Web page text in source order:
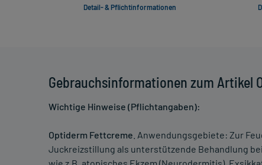
Gebrauchsinformationen zum Artikel
Wichtige Hinweise (Pflichtangaben):
Optiderm Fettcreme . Anwendungsgebiete: Zur
Juckreizstillung als unterstützende Behandlung
Detail- & Pflichtinformationen